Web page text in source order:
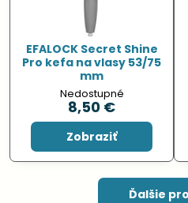
EFALOCK Secret Shine
Pro kefa na vlasy 53/75
mm
Nedostupné
8,50 €
Zobraziť
Ďalšie